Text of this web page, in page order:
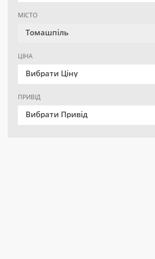
МІСТО
Томашпіль
ЦІНА
Вибрати Ціну
ПРИВІД
Вибрати Привід